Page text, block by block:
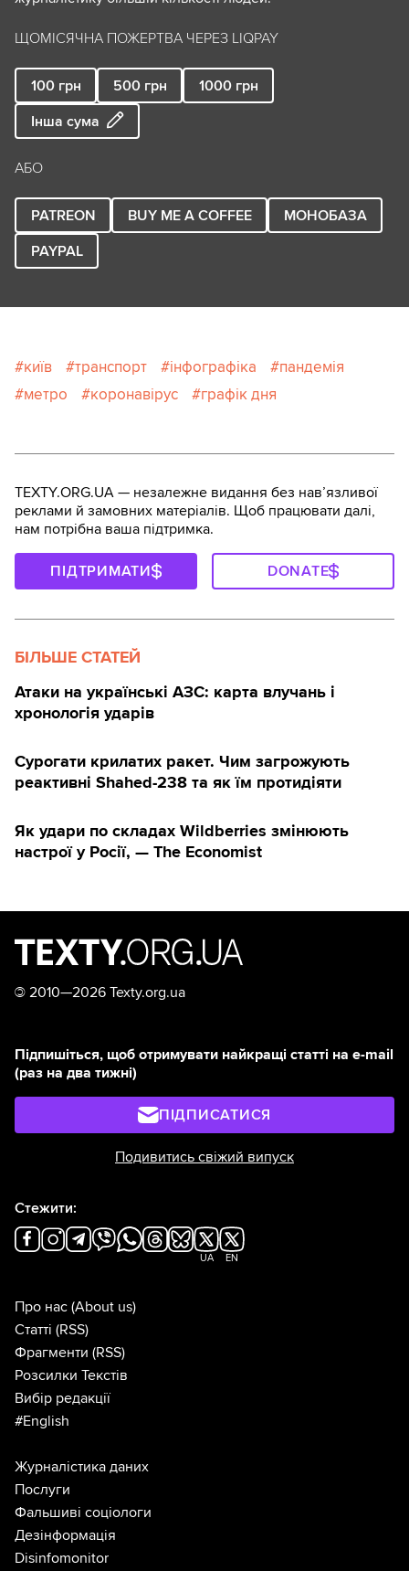
ЩОМІСЯЧНА ПОЖЕРТВА ЧЕРЕЗ LIQPAY
100 грн 500 грн 1000 грн
Інша сума
АБО
PATREON BUY ME A COFFEE
МОНОБАЗА
PAYPAL
київ транспорт інфографіка
пандемія
метро
коронавірус графік дня
TEXTY.ORG.UA — незалежне видання без навʼязливої
реклами й замовних матеріалів. Щоб працювати далі,
нам потрібна ваша підтримка.
ПІДТРИМАТИ DONATE
БІЛЬШЕ СТАТЕЙ
Атаки на українські АЗС: карта влучань і
хронологія ударів
Сурогати крилатих ракет. Чим загрожують
реактивні Shahed-238 та як їм протидіяти
Як удари по складах Wildberries змінюють
настрої у Росії, — The Economist
© 2010—2026 Texty.org.ua
Підпишіться, щоб отримувати найкращі статті на e-mail
(раз на два тижні)
ПІДПИСАТИСЯ
Подивитись свіжий випуск
Стежити:
UA EN
Про нас (About us)
Статті (RSS)
Фрагменти (RSS)
Розсилки Текстів
Вибір редакції
#English
Журналістика даних
Послуги
Фальшиві соціологи
Дезінформація
Disinfomonitor